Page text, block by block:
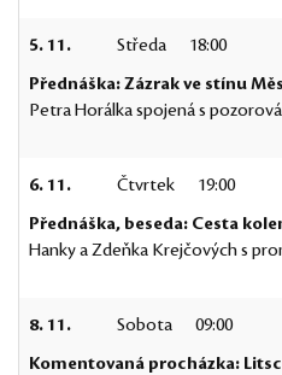
5. 11. Středa
18:00
Přednáška: Zázrak ve stínu
Petra Horálka spojená s
6. 11. Čtvrtek
19:00
Přednáška, beseda: Cesta
Hanky a Zdeňka Krejčových s
8. 11. Sobota
09:00
Komentovaná procházka: